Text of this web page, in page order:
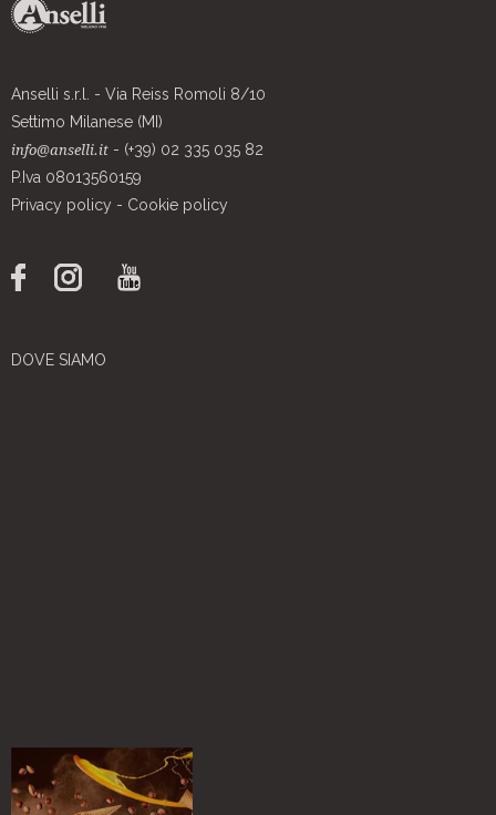
Anselli s.r.l. - Via Reiss Romoli 8/10
Settimo Milanese (MI)
info@anselli.it - (+39) 02 335 035 82
P.Iva 08013560159
Privacy policy - Cookie policy
DOVE SIAMO